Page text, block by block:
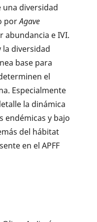
una diversidad
porAgave
abundancia e IVI.
diversidad
base para
el
Especialmente
la dinámica
endémicas y bajo
del hábitat
en el APFF